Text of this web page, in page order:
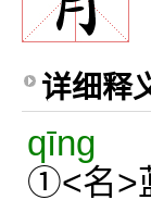
详细释
qīng
①<名>